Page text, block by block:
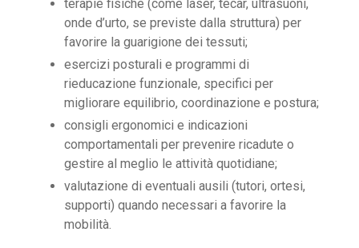
terapie fisiche (come laser, tecar, ultrasuoni,
onde d’urto, se previste dalla struttura) per
favorire la guarigione dei tessuti;
esercizi posturali e programmi di
rieducazione funzionale, specifici per
migliorare equilibrio, coordinazione e postura;
consigli ergonomici e indicazioni
comportamentali per prevenire ricadute o
gestire al meglio le attività quotidiane;
valutazione di eventuali ausili (tutori, ortesi,
supporti) quando necessari a favorire la
mobilità.